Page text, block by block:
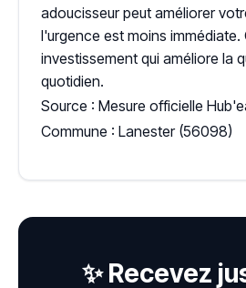
adoucisseur peut améliorer
l'urgence est moins immédiate.
investissement qui améliore la
quotidien.
Source : Mesure officielle
Commune : Lanester (56098)
✨ Recevez